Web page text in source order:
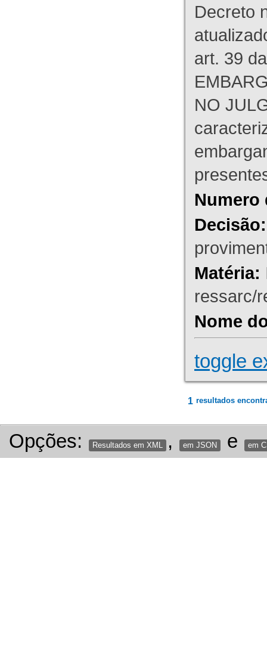
Decreto
art. 39
NO
Numero
Decisão:
Matéria:
ressarc/
Nome
toggle
1 resultados
Opções: Resultados em XML , em JSON e em